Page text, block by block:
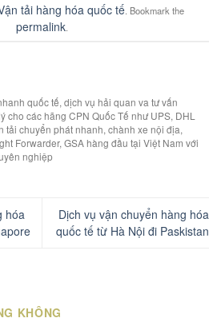
tải hàng hóa quốc tế. Bookmark the
permalink.
quốc tế, dịch vụ hải quan va tư vấn
cho các hãng CPN Quốc Tế như UPS, DHL
tải chuyển phát nhanh, chành xe nội địa,
Forwarder, GSA hàng đầu tại Việt Nam với
nghiệp
hóa
Dịch vụ vận chuyển hàng hóa
quốc tế từ Hà Nội đi Paskistan
KHÔNG